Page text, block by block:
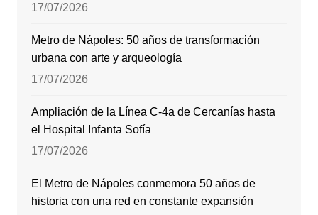
17/07/2026
Metro de Nápoles: 50 años de transformación
urbana con arte y arqueología
17/07/2026
Ampliación de la Línea C-4a de Cercanías hasta
el Hospital Infanta Sofía
17/07/2026
El Metro de Nápoles conmemora 50 años de
historia con una red en constante expansión